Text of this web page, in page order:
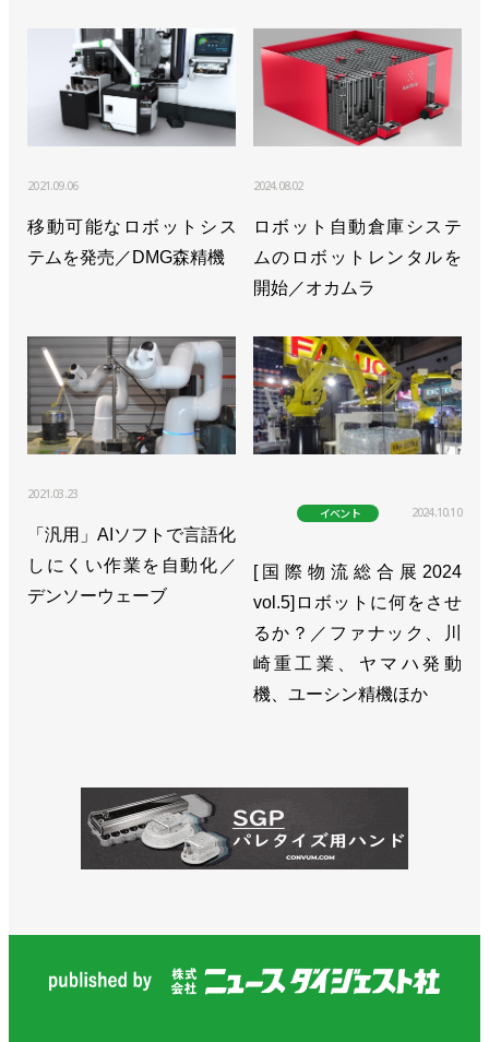
2021.09.06
移動可能なロボットシス
テムを発売／DMG森精機
2024.08.02
ロボット自動倉庫システ
ムのロボットレンタルを
開始／オカムラ
2021.03.23
「汎用」AIソフトで言語化
しにくい作業を自動化／
デンソーウェーブ
イベント 2024.10.10
[国際物流総合展2024
vol.5]ロボットに何をさせ
るか？／ファナック、川
崎重工業、ヤマハ発動
機、ユーシン精機ほか